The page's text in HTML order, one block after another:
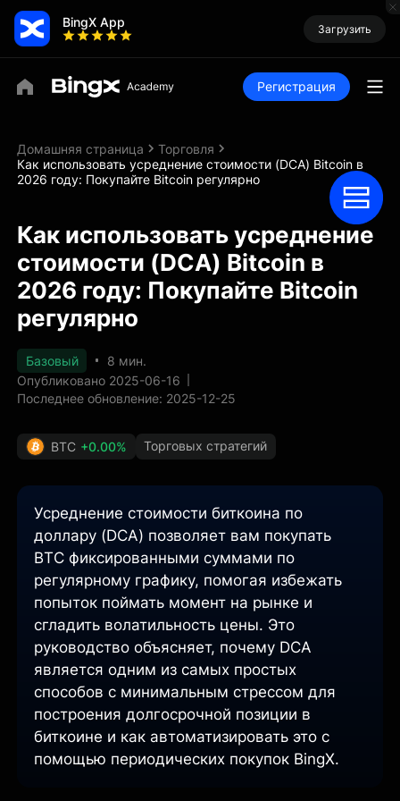
BingX App Загрузить
Регистрация
Домашняя страница
Торговля
Как использовать усреднение стоимости (DCA) Bitcoin в
2026 году: Покупайте Bitcoin регулярно
Как использовать усреднение
стоимости (DCA) Bitcoin в
2026 году: Покупайте Bitcoin
регулярно
Базовый
8 мин.
Опубликовано 2025-06-16
Последнее обновление: 2025-12-25
BTC +0.00% Торговых стратегий
Усреднение стоимости биткоина по
доллару (DCA) позволяет вам покупать
BTC фиксированными суммами по
регулярному графику, помогая избежать
попыток поймать момент на рынке и
сгладить волатильность цены. Это
руководство объясняет, почему DCA
является одним из самых простых
способов с минимальным стрессом для
построения долгосрочной позиции в
биткоине и как автоматизировать это с
помощью периодических покупок BingX.